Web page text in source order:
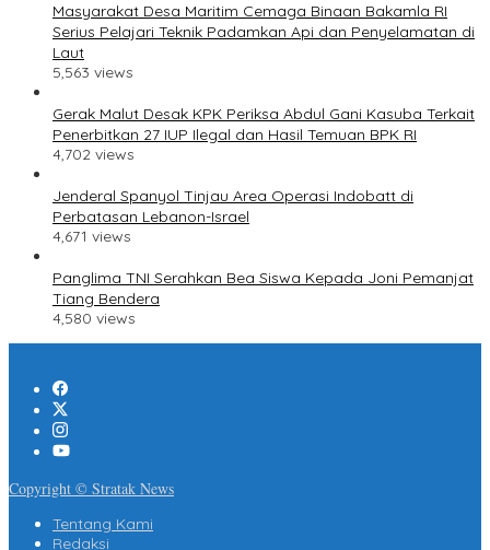
Masyarakat Desa Maritim Cemaga Binaan Bakamla RI
Serius Pelajari Teknik Padamkan Api dan Penyelamatan di
Laut
5,563 views
Gerak Malut Desak KPK Periksa Abdul Gani Kasuba Terkait
Penerbitkan 27 IUP Ilegal dan Hasil Temuan BPK RI
4,702 views
Jenderal Spanyol Tinjau Area Operasi Indobatt di
Perbatasan Lebanon-Israel
4,671 views
Panglima TNI Serahkan Bea Siswa Kepada Joni Pemanjat
Tiang Bendera
4,580 views
Copyright © Stratak News
Tentang Kami
Redaksi